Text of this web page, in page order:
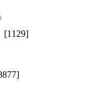
[1129]